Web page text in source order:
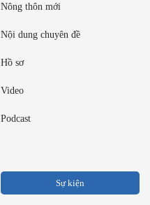
Nông thôn mới
Nội dung chuyên đề
Hồ sơ
Video
Podcast
Sự kiện